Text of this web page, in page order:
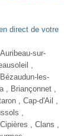
direct de votre
sur-
les-
, Briançonnet ,
, Cap-d'Ail
,
, Clans ,